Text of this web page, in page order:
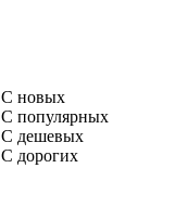
С новых
С популярных
С дешевых
С дорогих